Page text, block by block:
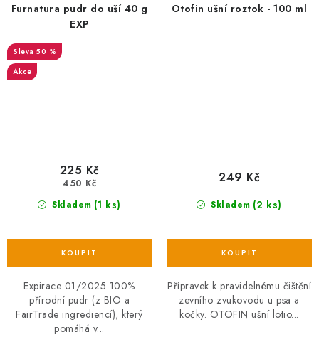
Furnatura pudr do uší 40 g
EXP
50 %
Akce
Skladem (1 ks)
225 Kč
450 Kč
Expirace 01/2025 100%
přírodní pudr (z BIO a
FairTrade ingrediencí), který
pomáhá v...
Otofin ušní roztok - 100 ml
Skladem (2 ks)
249 Kč
Přípravek k pravidelnému čištění
zevního zvukovodu u psa a
kočky. OTOFIN ušní lotio...